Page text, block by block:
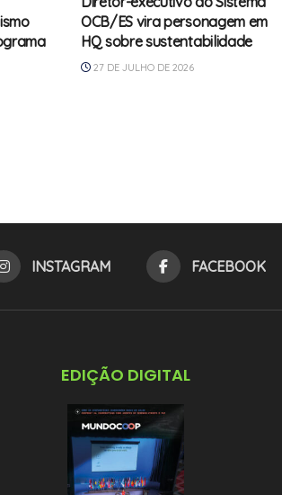
OCB/ES vira personagem em
HQ sobre sustentabilidade
27 DE JULHO DE 2026
INSTAGRAM FACEBOOK
EDIÇÃO DIGITAL